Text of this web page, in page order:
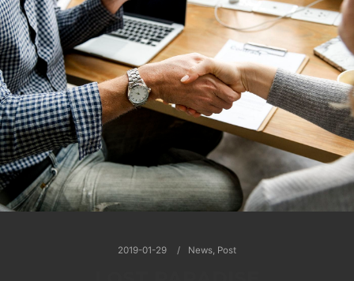
2019-01-29 News Post